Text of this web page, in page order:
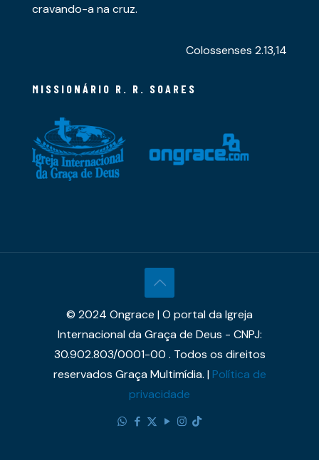
cravando-a na cruz.
Colossenses 2.13,14
MISSIONÁRIO R. R. SOARES
© 2024 Ongrace | O portal da Igreja
Internacional da Graça de Deus - CNPJ:
30.902.803/0001-00 . Todos os direitos
reservados Graça Multimídia. |Política de
privacidade